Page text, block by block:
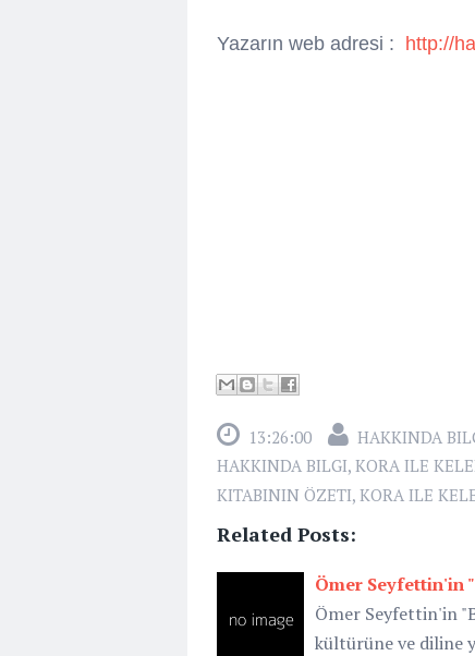
Yazarın web adresi : http://
13:26:00 HAKKINDA
HAKKINDA BILGI, KORA ILE
KITABININ ÖZETI, KORA ILE
Related Posts:
Ömer Seyfettin'in
Ömer Seyfettin'in
kültürüne ve diline